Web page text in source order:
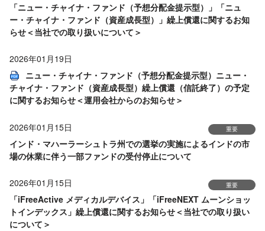
「ニュー・チャイナ・ファンド（予想分配金提示型）」「ニュ
ー・チャイナ・ファンド（資産成長型）」繰上償還に関するお知
らせ＜当社での取り扱いについて＞
2026年01月19日
ニュー・チャイナ・ファンド（予想分配金提示型）ニュー・
チャイナ・ファンド（資産成長型）繰上償還（信託終了）の予定
に関するお知らせ＜運用会社からのお知らせ＞
2026年01月15日 重要
インド・マハーラーシュトラ州での選挙の実施によるインドの市
場の休業に伴う一部ファンドの受付停止について
2026年01月15日 重要
「iFreeActive メディカルデバイス」「iFreeNEXT ムーンショッ
トインデックス」繰上償還に関するお知らせ＜当社での取り扱い
について＞